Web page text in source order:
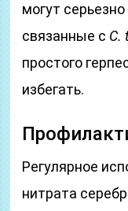
могут
связанные с C.
простого
избегать.
Регулярное
нитрата